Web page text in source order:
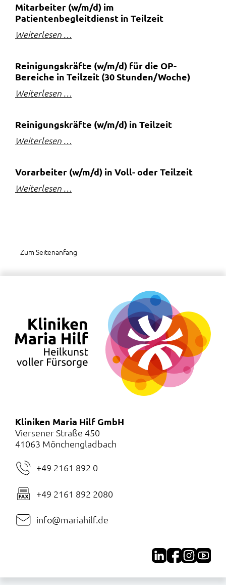
Mitarbeiter (w/m/d) im
Patientenbegleitdienst in Teilzeit
Weiterlesen …
Reinigungskräfte (w/m/d) für die OP-
Bereiche in Teilzeit (30 Stunden/Woche)
Weiterlesen …
Reinigungskräfte (w/m/d) in Teilzeit
Weiterlesen …
Vorarbeiter (w/m/d) in Voll- oder Teilzeit
Weiterlesen …
Zum Seitenanfang
Kliniken Maria Hilf GmbH
Viersener Straße 450
41063 Mönchengladbach
+49 2161 892 0
+49 2161 892 2080
info@mariahilf.de